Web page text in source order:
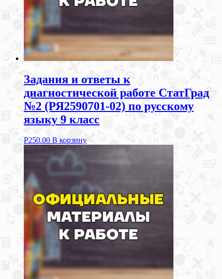
Задания и ответы к
диагностической работе СтатГрад
№2 (РЯ2590701-02) по русскому
языку 9 класс
Р250.00 В корзину